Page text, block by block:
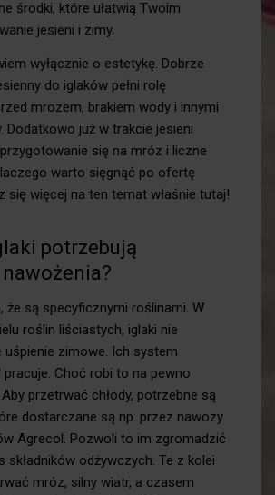
środki, które ułatwią Twoim
jesieni i zimy.
wyłącznie o estetykę. Dobrze
do iglaków pełni rolę
mrozem, brakiem wody i innymi
Dodatkowo już w trakcie jesieni
się na mróz i liczne
warto sięgnąć po ofertę
się więcej na ten temat właśnie tutaj!
potrzebują
że są specyficznymi roślinami. W
roślin liściastych, iglaki nie
uśpienie zimowe. Ich system
pracuje. Choć robi to na pewno
przetrwać chłody, potrzebne są
dostarczane są np. przez nawozy
Agrecol. Pozwoli to im zgromadzić
składników odżywczych. Te z kolei
mróz, silny wiatr, a czasem